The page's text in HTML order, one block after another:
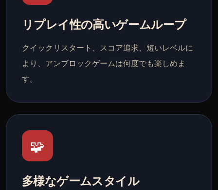
リプレイ性の高いゲームループ
クイックリスタート、スコア追求、短いレベルに
より、アンブロックゲームは何度でも楽しめま
す。
🧩
多様なゲームスタイル